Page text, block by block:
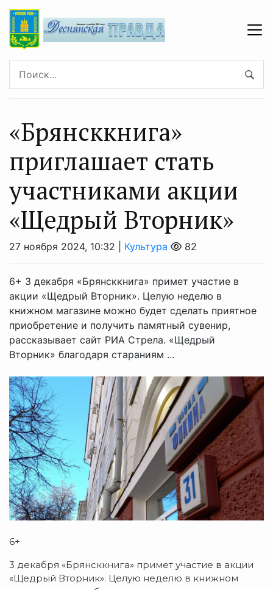
«Брянсккнига»
приглашает стать
участниками акции
«Щедрый Вторник»
27 ноября 2024, 10:32 | Культура 82
6+ 3 декабря «Брянсккнига» примет участие в
акции «Щедрый Вторник». Целую неделю в
книжном магазине можно будет сделать приятное
приобретение и получить памятный сувенир,
рассказывает сайт РИА Стрела. «Щедрый
Вторник» благодаря стараниям ...
6+
3 декабря «Брянсккнига» примет участие в акции
«Щедрый Вторник». Целую неделю в книжном